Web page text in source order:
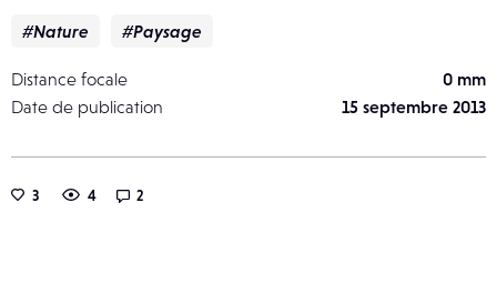
#Nature #Paysage
Distance focale
0 mm
Date de publication
15 septembre 2013
3 4 2